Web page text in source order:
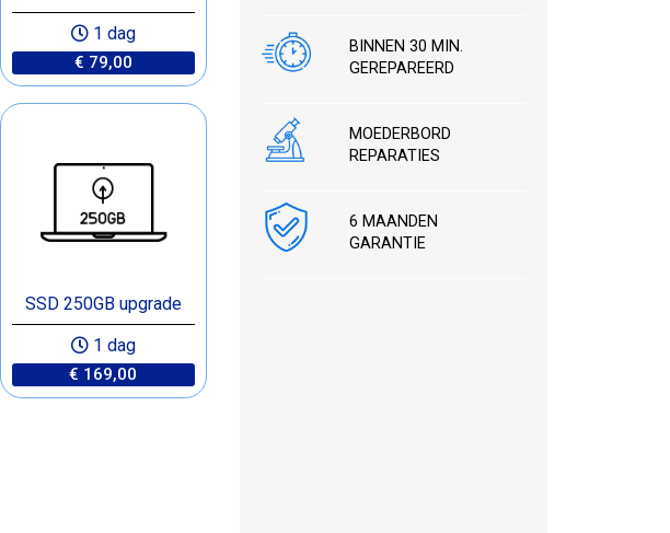
1 dag
€ 79,00
SSD 250GB upgrade
1 dag
€ 169,00
BINNEN 30 MIN.
GEREPAREERD
MOEDERBORD
REPARATIES
6 MAANDEN
GARANTIE